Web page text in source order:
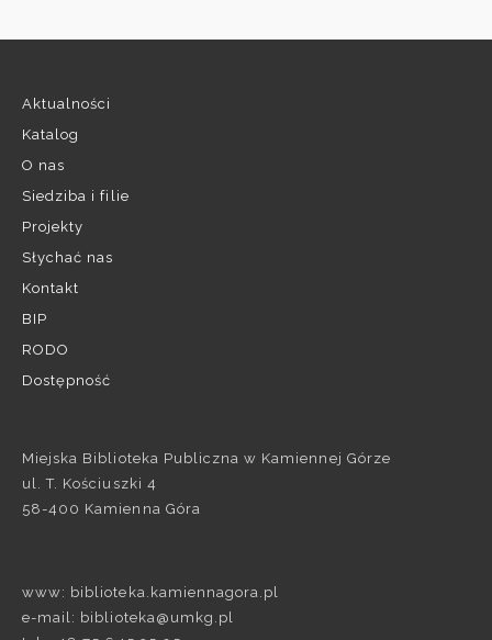
Aktualności
Katalog
O nas
Siedziba i filie
Projekty
Słychać nas
Kontakt
BIP
RODO
Dostępność
Miejska Biblioteka Publiczna w Kamiennej Górze
ul. T. Kościuszki 4
58-400 Kamienna Góra
www: biblioteka.kamiennagora.pl
e-mail: biblioteka@umkg.pl